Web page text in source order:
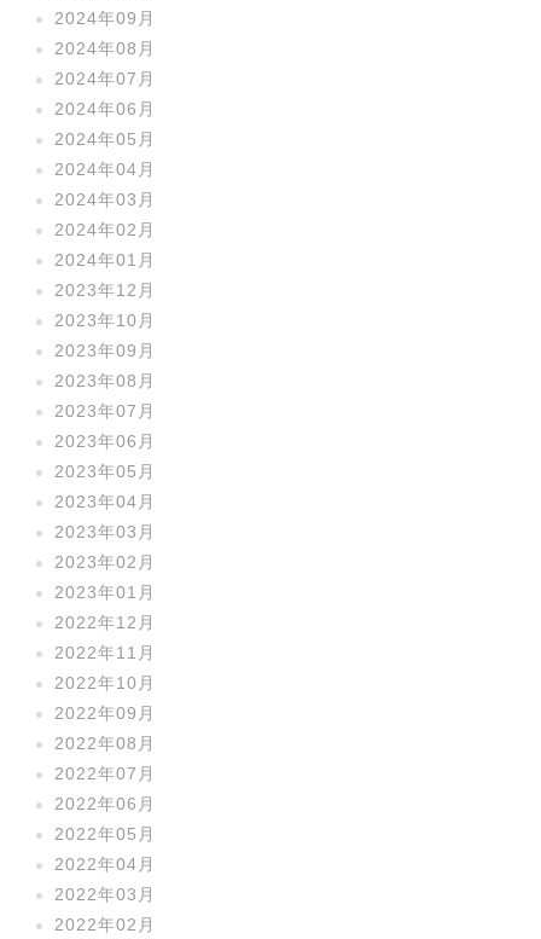
2024年09月
2024年08月
2024年07月
2024年06月
2024年05月
2024年04月
2024年03月
2024年02月
2024年01月
2023年12月
2023年10月
2023年09月
2023年08月
2023年07月
2023年06月
2023年05月
2023年04月
2023年03月
2023年02月
2023年01月
2022年12月
2022年11月
2022年10月
2022年09月
2022年08月
2022年07月
2022年06月
2022年05月
2022年04月
2022年03月
2022年02月